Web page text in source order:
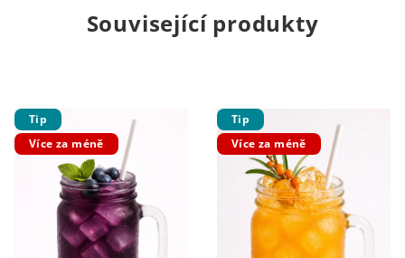
Související produkty
Tip
Více za méně
Tip
Více za méně